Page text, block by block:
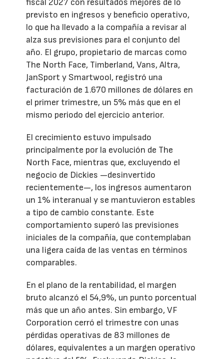
fiscal 2027 con resultados mejores de lo
previsto en ingresos y beneficio operativo,
lo que ha llevado a la compañía a revisar al
alza sus previsiones para el conjunto del
año. El grupo, propietario de marcas como
The North Face, Timberland, Vans, Altra,
JanSport y Smartwool, registró una
facturación de 1.670 millones de dólares en
el primer trimestre, un 5% más que en el
mismo periodo del ejercicio anterior.
El crecimiento estuvo impulsado
principalmente por la evolución de The
North Face, mientras que, excluyendo el
negocio de Dickies —desinvertido
recientemente—, los ingresos aumentaron
un 1% interanual y se mantuvieron estables
a tipo de cambio constante. Este
comportamiento superó las previsiones
iniciales de la compañía, que contemplaban
una ligera caída de las ventas en términos
comparables.
En el plano de la rentabilidad, el margen
bruto alcanzó el 54,9%, un punto porcentual
más que un año antes. Sin embargo, VF
Corporation cerró el trimestre con unas
pérdidas operativas de 83 millones de
dólares, equivalentes a un margen operativo